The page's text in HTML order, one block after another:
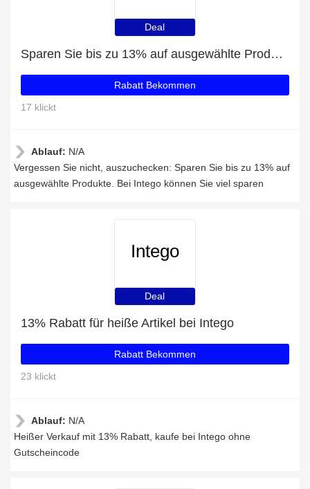
Deal
Sparen Sie bis zu 13% auf ausgewählte Produkte
Rabatt Bekommen
17 klickt
Ablauf: N/A
Vergessen Sie nicht, auszuchecken: Sparen Sie bis zu 13% auf
ausgewählte Produkte. Bei Intego können Sie viel sparen
Intego
Deal
13% Rabatt für heiße Artikel bei Intego
Rabatt Bekommen
23 klickt
Ablauf: N/A
Heißer Verkauf mit 13% Rabatt, kaufe bei Intego ohne
Gutscheincode